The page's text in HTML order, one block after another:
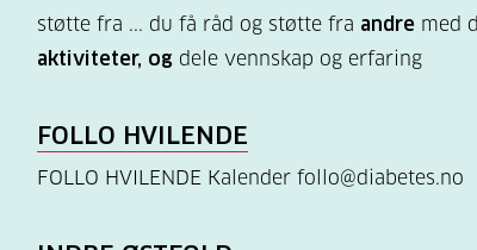
støtte fra ... du få råd og støtte fra andre med
aktiviteter, og dele vennskap og erfaring
FOLLO HVILENDE
FOLLO HVILENDE Kalender follo@diabetes.no